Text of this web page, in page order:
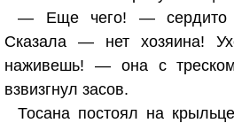
— Еще чего! — сердито
Сказала — нет хозяина!
наживешь! — она с
взвизгнул засов.
Тосана постоял на